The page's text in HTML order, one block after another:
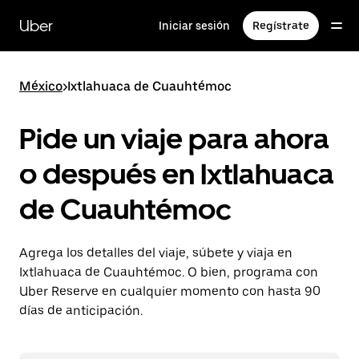
contenido
principal
Uber Iniciar sesión Regístrate
México>Ixtlahuaca de Cuauhtémoc
Pide un viaje para ahora
o después en Ixtlahuaca
de Cuauhtémoc
Agrega los detalles del viaje, súbete y viaja en
Ixtlahuaca de Cuauhtémoc. O bien, programa con
Uber Reserve en cualquier momento con hasta 90
días de anticipación.